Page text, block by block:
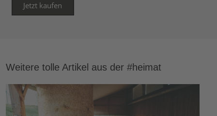
Jetzt kaufen
Weitere tolle Artikel aus der #heimat